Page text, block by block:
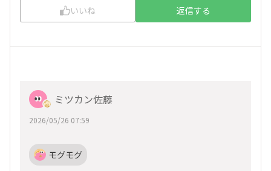
いいね 返信する
ミツカン佐藤
2026/05/26 07:59
モグモグ